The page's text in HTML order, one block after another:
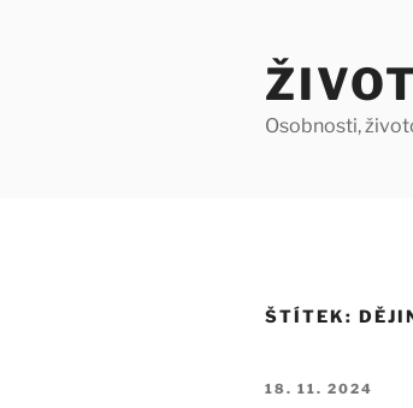
Osobnosti,
ŠTÍTEK:
PUBLIKOVÁNO
18. 11. 2024